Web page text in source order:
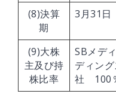
(8)決算
期
3月31日
(9)大株
主及び持
株比率
SBメデ
ディン
社 100